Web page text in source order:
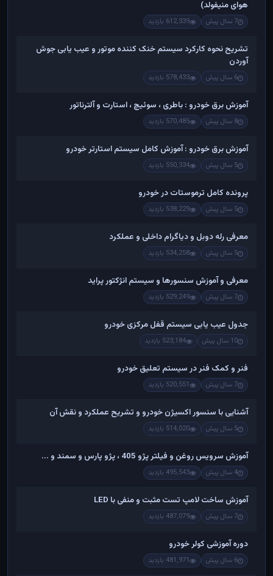
هوای منیفولد)
7 سال پیش 612,339 بازدید
تشریح نحوه کارکرد سیستم خنک کننده موتور و عیب یابی جوش
آوردن
6 سال پیش 578,433 بازدید
آموزش برق خودرو : باطری ، سوئیچ ، استارت و آلترناتور
8 سال پیش 570,485 بازدید
آموزش برق خودرو : آموزش کامل سیستم استارتر خودرو
5 سال پیش 550,334 بازدید
پرونده کامل ترموستات در خودرو
5 سال پیش 538,229 بازدید
معرفی رله دوبل و دیاگرام داخلی و عملکرد
5 سال پیش 534,258 بازدید
معرفی و آموزش سنسورها و سیستم انژکتور پراید
7 سال پیش 529,249 بازدید
جدول عیب یابی سیستم قفل مرکزی خودرو
10 سال پیش 523,184 بازدید
فنر و کمک فنر در سیستم تعلیق خودرو
7 سال پیش 520,551 بازدید
آشنایی با سنسور اکسیژن خودرو و تشریح عملکرد و نقش آن
5 سال پیش 514,020 بازدید
آموزش سرویس روغن و فیلتر پژو 405 ، پژو پارس و سمند و ...
4 سال پیش 495,543 بازدید
آموزش ساخت لامپ تست مثبت و منفی با LED
7 سال پیش 487,079 بازدید
دوره آموزشی کولر خودرو
6 سال پیش 481,971 بازدید